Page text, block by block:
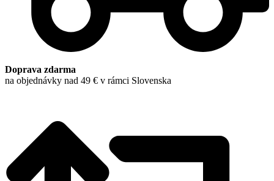
Doprava zdarma
na objednávky nad 49 € v rámci Slovenska